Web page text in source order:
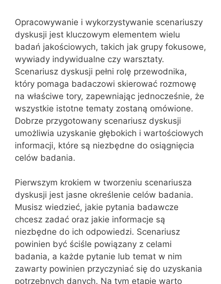
Opracowywanie i wykorzystywanie scenariuszy
dyskusji jest kluczowym elementem wielu
badań jakościowych, takich jak grupy fokusowe,
wywiady indywidualne czy warsztaty.
Scenariusz dyskusji pełni rolę przewodnika,
który pomaga badaczowi skierować rozmowę
na właściwe tory, zapewniając jednocześnie, że
wszystkie istotne tematy zostaną omówione.
Dobrze przygotowany scenariusz dyskusji
umożliwia uzyskanie głębokich i wartościowych
informacji, które są niezbędne do osiągnięcia
celów badania.
Pierwszym krokiem w tworzeniu scenariusza
dyskusji jest jasne określenie celów badania.
Musisz wiedzieć, jakie pytania badawcze
chcesz zadać oraz jakie informacje są
niezbędne do ich odpowiedzi. Scenariusz
powinien być ściśle powiązany z celami
badania, a każde pytanie lub temat w nim
zawarty powinien przyczyniać się do uzyskania
potrzebnych danych. Na tym etapie warto